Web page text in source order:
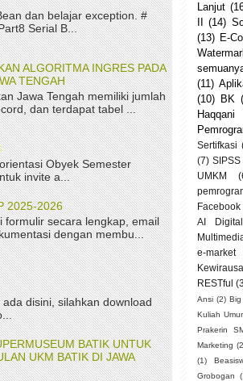
dan belajar exception. #
Serial B...
ALGORITMA INGRES PADA
TENGAH
Jawa Tengah memiliki jumlah
dan terdapat tabel ...
Obyek Semester
invite a...
2025-2026
secara lengkap, email
dengan membu...
disini, silahkan download
BATIK UNTUK
UKM BATIK DI JAWA
Lanjut
(14)
(13) E-
(11)
(10) BK
Haqqani
Sertifkasi
(7) SIPSS
UMKM
AI
e-market
RESTful
Ansi (2) Big
Kuliah
Prakerin
Marketing
(1)
Grobogan